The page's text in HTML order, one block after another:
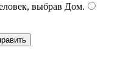
выбрав Дом.